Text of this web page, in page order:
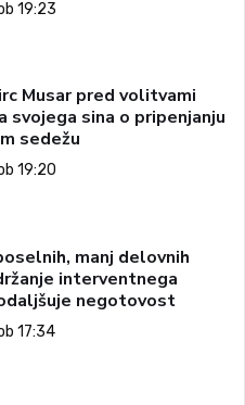
19:23
Musar pred volitvami
svojega sina o pripenjanju
sedežu
19:20
manj delovnih
interventnega
negotovost
17:34